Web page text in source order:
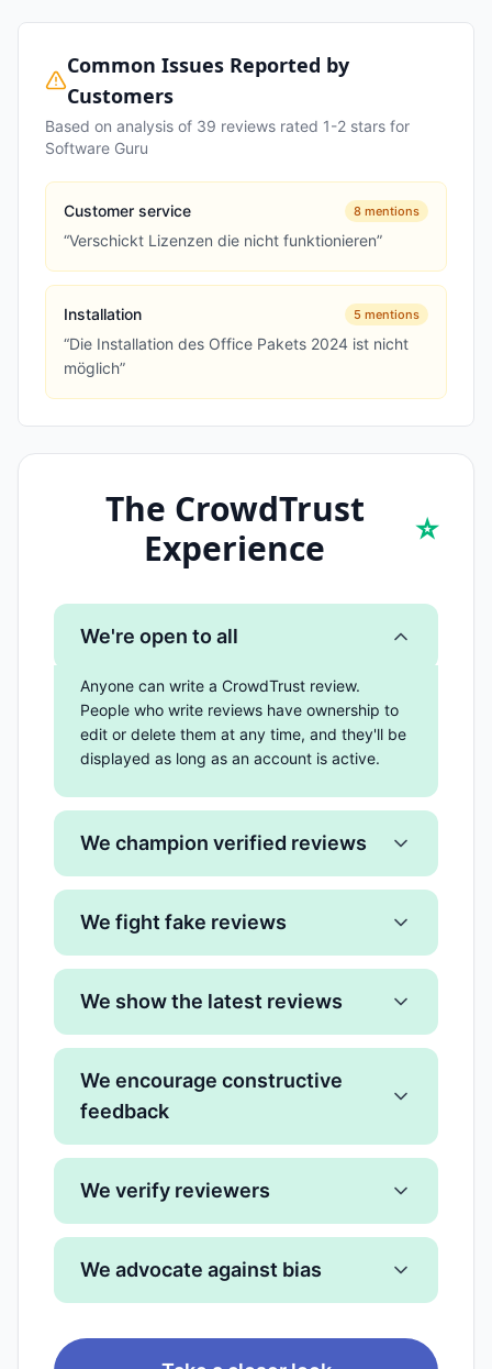
Common Issues Reported by
Customers
Based on analysis of 39 reviews rated 1-2 stars for
Software Guru
Customer service 8 mentions
“Verschickt Lizenzen die nicht funktionieren”
Installation 5 mentions
“Die Installation des Office Pakets 2024 ist nicht
möglich”
The CrowdTrust
Experience
⭐
We're open to all
Anyone can write a CrowdTrust review.
People who write reviews have ownership to
edit or delete them at any time, and they'll be
displayed as long as an account is active.
We champion verified reviews
We fight fake reviews
We show the latest reviews
We encourage constructive
feedback
We verify reviewers
We advocate against bias